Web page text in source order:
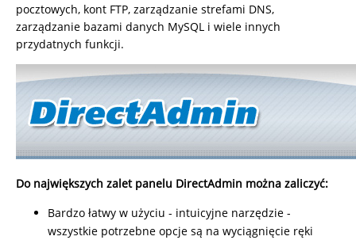
pocztowych, kont FTP, zarządzanie strefami DNS,
zarządzanie bazami danych MySQL i wiele innych
przydatnych funkcji.
Do największych zalet panelu DirectAdmin można zaliczyć:
Bardzo łatwy w użyciu - intuicyjne narzędzie -
wszystkie potrzebne opcje są na wyciągnięcie ręki